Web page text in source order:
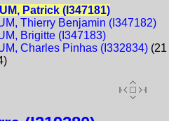
Patrick (I347181)
Thierry Benjamin (I347182)
Brigitte (I347183)
Charles Pinhas (I332834)(21